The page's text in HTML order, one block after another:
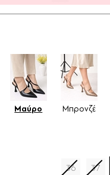
Μαύρο Μπρονζέ
36 37